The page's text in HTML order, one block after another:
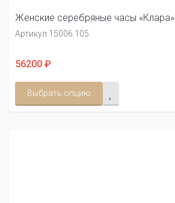
Женские серебряные часы «Клара»
Артикул:15006.105
56200 ₽
Выбрать опцию